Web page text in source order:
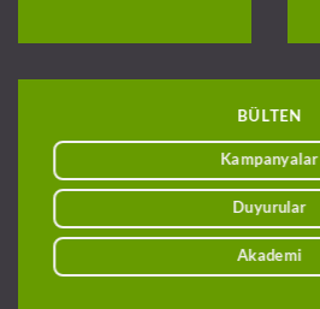
BÜLTEN
Kampanyalar
Duyurular
Akademi